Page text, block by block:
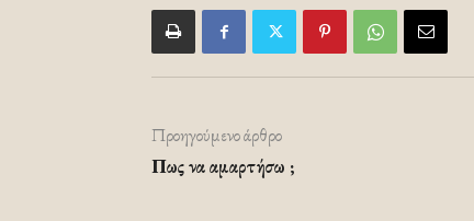
Προηγούμενο άρθρο
Πως να αμαρτήσω ;